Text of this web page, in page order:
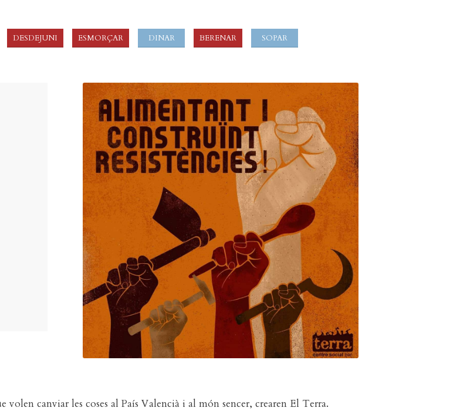
DESDEJUNI ESMORÇAR DINAR BERENAR SOPAR
volen canviar les coses al País Valencià i al món sencer, crearen El Terra.